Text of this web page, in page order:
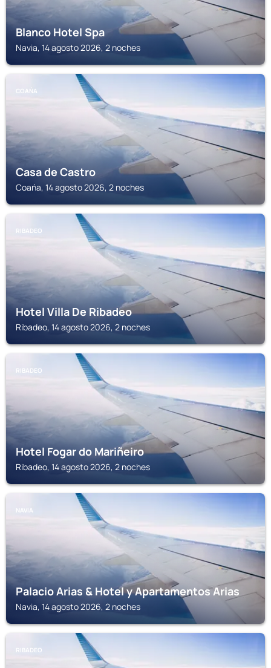
Blanco Hotel Spa
Navia, 14 agosto 2026, 2 noches
COAŃA
Casa de Castro
Coańa, 14 agosto 2026, 2 noches
RIBADEO
Hotel Villa De Ribadeo
Ribadeo, 14 agosto 2026, 2 noches
RIBADEO
Hotel Fogar do Mariñeiro
Ribadeo, 14 agosto 2026, 2 noches
NAVIA
Palacio Arias & Hotel y Apartamentos Arias
Navia, 14 agosto 2026, 2 noches
RIBADEO